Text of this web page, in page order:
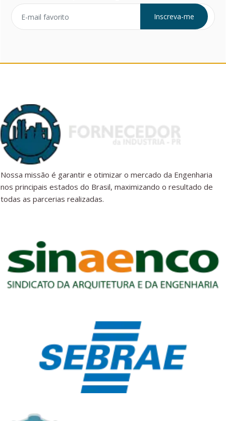
Inscreva-me
Nossa missão é garantir e otimizar o mercado da Engenharia
nos principais estados do Brasil, maximizando o resultado de
todas as parcerias realizadas.